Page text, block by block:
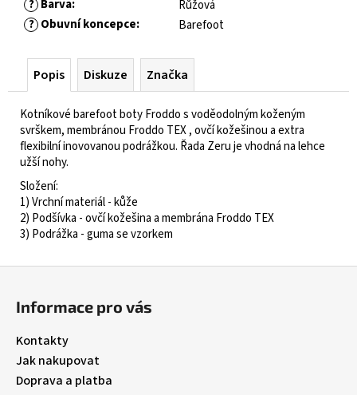
? Barva:
Růžová
? Obuvní koncepce: Barefoot
Popis Diskuze Značka
Kotníkové barefoot boty Froddo s voděodolným koženým
svrškem, membránou Froddo TEX ,ovčí kožešinoua extra
flexibilní inovovanou podrážkou. Řada Zeru je vhodná na lehce
užší nohy.
Složení:
1) Vrchní materiál - kůže
2) Podšívka - ovčí kožešina a membrána Froddo TEX
3) Podrážka - guma se vzorkem
Informace pro vás
Kontakty
Jak nakupovat
Doprava a platba